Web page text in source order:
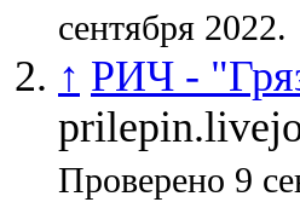
сентября 2022.
↑ РИЧ -
Проверено 9